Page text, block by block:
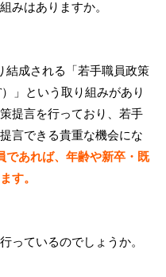
みはありますか。
結成される「若手職員政策
」という取り組みがあり
提言を行っており、若手
言できる貴重な機会にな
であれば、年齢や新卒・既
す。
っているのでしょうか。